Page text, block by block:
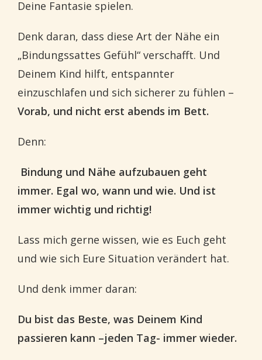
Deine Fantasie spielen.
Denk daran, dass diese Art der Nähe ein
„Bindungssattes Gefühl“ verschafft. Und
Deinem Kind hilft, entspannter
einzuschlafen und sich sicherer zu fühlen –
Vorab, und nicht erst abends im Bett.
Denn:
Bindung und Nähe aufzubauen geht
immer. Egal wo, wann und wie. Und ist
immer wichtig und richtig!
Lass mich gerne wissen, wie es Euch geht
und wie sich Eure Situation verändert hat.
Und denk immer daran:
Du bist das Beste, was Deinem Kind
passieren kann –jeden Tag- immer wieder.